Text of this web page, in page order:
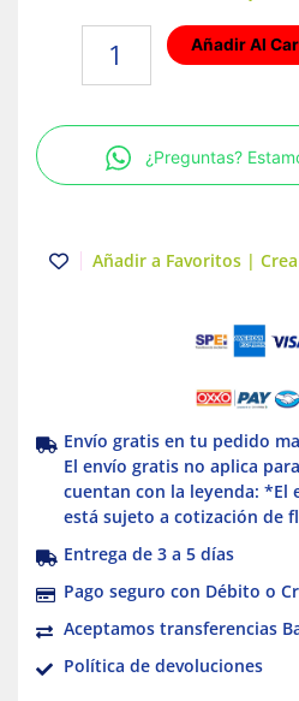
30
mts.
Añadir Al
¿Preguntas?
Añadir a Favoritos |
Envío gratis en tu pedido
El envío gratis no aplica
cuentan con la leyenda: *El
está sujeto a cotización de
Entrega de 3 a 5 días
Pago seguro con Débito o
Aceptamos transferencias
Política de devoluciones